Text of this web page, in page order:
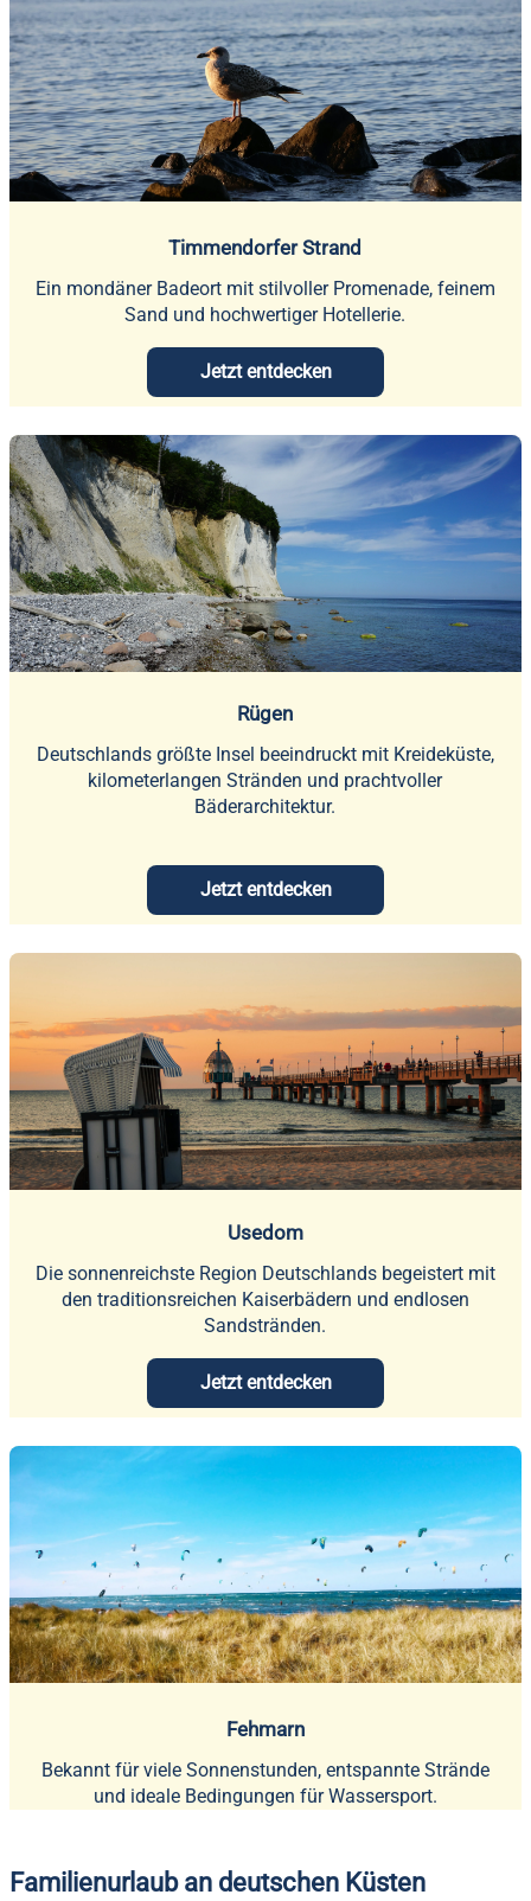
Timmendorfer Strand
Ein mondäner Badeort mit stilvoller Promenade, feinem
Sand und hochwertiger Hotellerie.
Jetzt entdecken
Rügen
Deutschlands größte Insel beeindruckt mit Kreideküste,
kilometerlangen Stränden und prachtvoller
Bäderarchitektur.
Jetzt entdecken
Usedom
Die sonnenreichste Region Deutschlands begeistert mit
den traditionsreichen Kaiserbädern und endlosen
Sandstränden.
Jetzt entdecken
Fehmarn
Bekannt für viele Sonnenstunden, entspannte Strände
und ideale Bedingungen für Wassersport.
Familienurlaub an deutschen Küsten